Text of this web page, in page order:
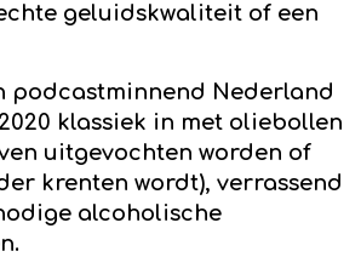
geluidskwaliteit of een
podcastminnend Nederland
klassiek in met oliebollen
uitgevochten worden of
krenten wordt), verrassend
alcoholische